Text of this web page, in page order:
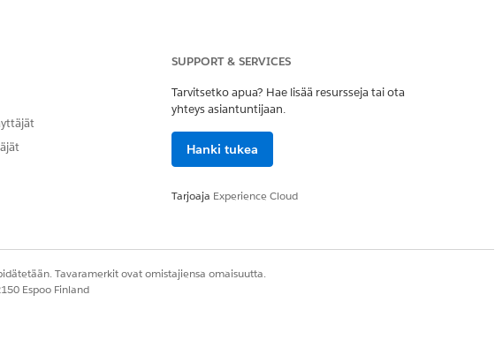
Kyllä
SUPPORT & SERVICES
Tarvitsetko apua? Hae lisää resursseja tai ota
yhteys asiantuntijaan.
Hanki tukea
Tarjoaja Experience Cloud
Tavaramerkit ovat omistajiensa omaisuutta.
Espoo Finland